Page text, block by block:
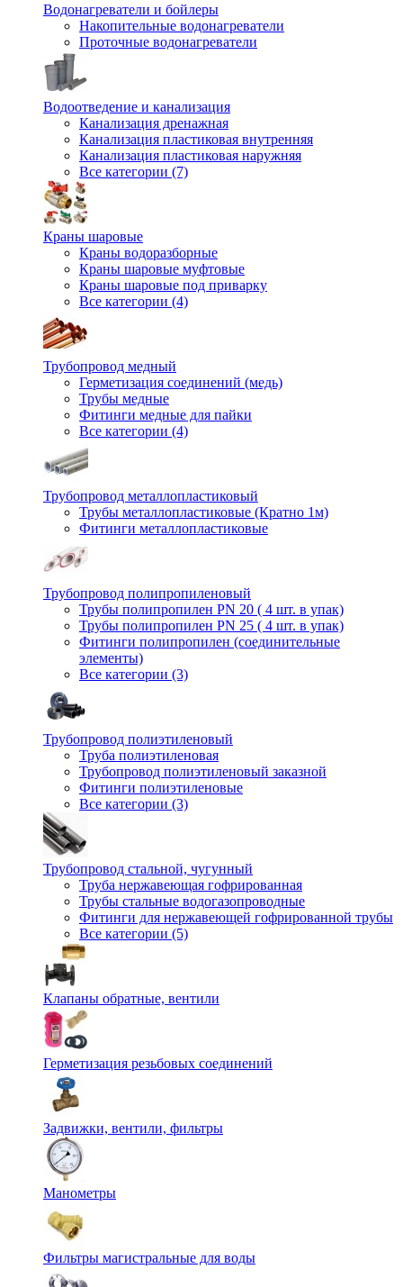
Водонагреватели и бойлеры
Накопительные водонагреватели
Проточные водонагреватели
Водоотведение и канализация
Канализация дренажная
Канализация пластиковая внутренняя
Канализация пластиковая наружняя
Все категории (7)
Краны шаровые
Краны водоразборные
Краны шаровые муфтовые
Краны шаровые под приварку
Все категории (4)
Трубопровод медный
Герметизация соединений (медь)
Трубы медные
Фитинги медные для пайки
Все категории (4)
Трубопровод металлопластиковый
Трубы металлопластиковые (Кратно 1м)
Фитинги металлопластиковые
Трубопровод полипропиленовый
Трубы полипропилен PN 20 ( 4 шт. в упак)
Трубы полипропилен PN 25 ( 4 шт. в упак)
Фитинги полипропилен (cоединительные
элементы)
Все категории (3)
Трубопровод полиэтиленовый
Труба полиэтиленовая
Трубопровод полиэтиленовый заказной
Фитинги полиэтиленовые
Все категории (3)
Трубопровод стальной, чугунный
Труба нержавеющая гофрированная
Трубы стальные водогазопроводные
Фитинги для нержавеющей гофрированной трубы
Все категории (5)
Клапаны обратные, вентили
Герметизация резьбовых соединений
Задвижки, вентили, фильтры
Манометры
Фильтры магистральные для воды